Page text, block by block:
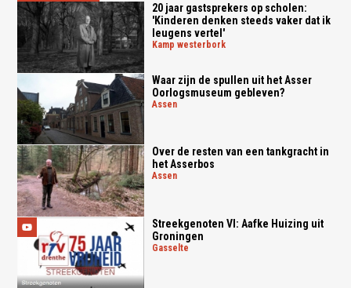
20 jaar gastsprekers op scholen:
'Kinderen denken steeds vaker dat ik
leugens vertel'
kamp westerbork
Waar zijn de spullen uit het Asser
Oorlogsmuseum gebleven?
assen
Over de resten van een tankgracht in
het Asserbos
assen
Streekgenoten VI: Aafke Huizing uit
Groningen
gasselte